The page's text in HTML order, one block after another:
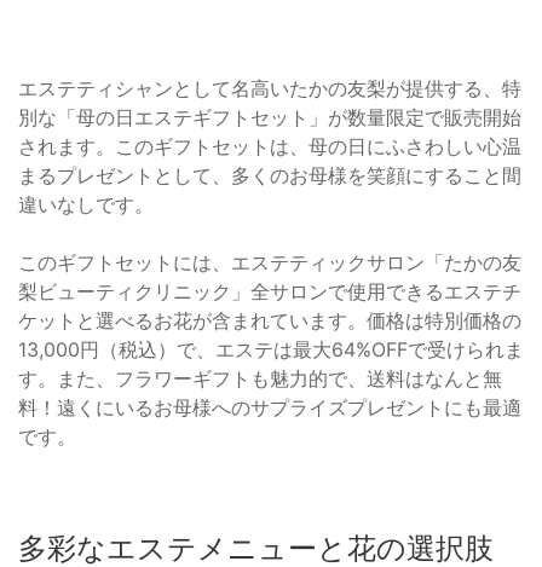
エステティシャンとして名高いたかの友梨が提供する、特
別な「母の日エステギフトセット」が数量限定で販売開始
されます。このギフトセットは、母の日にふさわしい心温
まるプレゼントとして、多くのお母様を笑顔にすること間
違いなしです。
このギフトセットには、エステティックサロン「たかの友
梨ビューティクリニック」全サロンで使用できるエステチ
ケットと選べるお花が含まれています。価格は特別価格の
13,000円（税込）で、エステは最大64%OFFで受けられま
す。また、フラワーギフトも魅力的で、送料はなんと無
料！遠くにいるお母様へのサプライズプレゼントにも最適
です。
多彩なエステメニューと花の選択肢